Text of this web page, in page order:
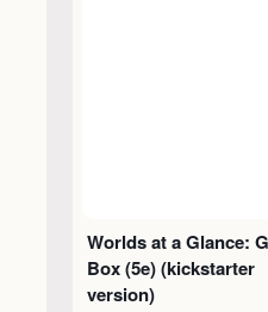
Worlds at a Glance:
Box (5e) (kickstarter
version)